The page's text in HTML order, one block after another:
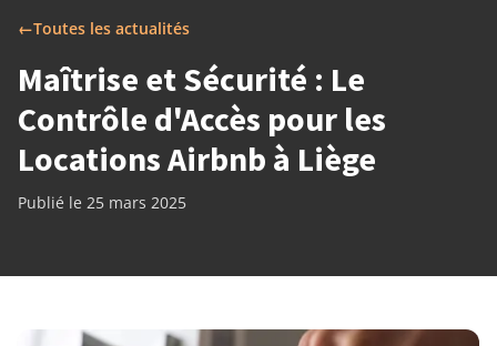
←Toutes les actualités
Maîtrise et Sécurité : Le
Contrôle d'Accès pour les
Locations Airbnb à Liège
Publié le 25 mars 2025